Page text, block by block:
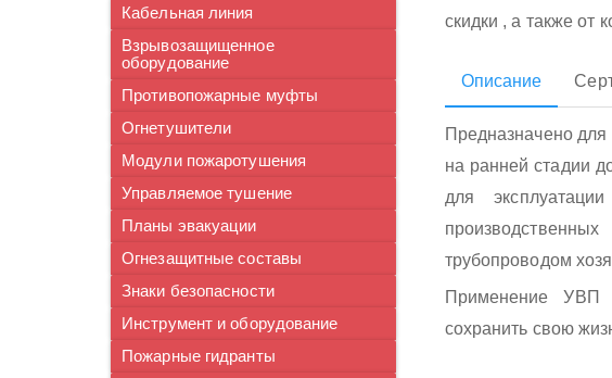
Кабельная линия
Взрывозащищенное
оборудование
Противопожарные муфты
Огнетушители
Модули пожаротушения
Управляемое тушение
Планы эвакуации
Огнезащитные составы
Знаки безопасности
Инструмент и оборудование
Пожарные гидранты
скидки , а также от
Описание
Предназначено для
на ранней стадии
для
трубопроводом
Применение УВП
сохранить свою